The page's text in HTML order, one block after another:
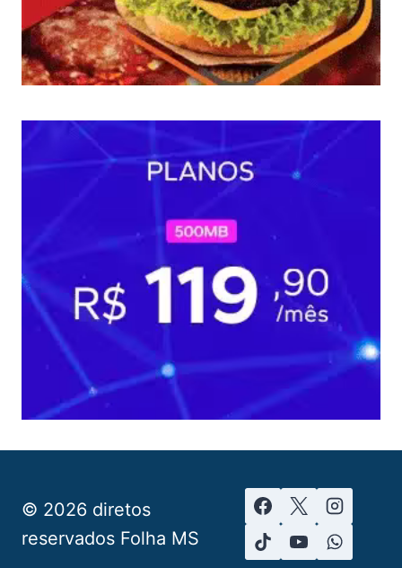
© 2026 diretos
reservados Folha MS